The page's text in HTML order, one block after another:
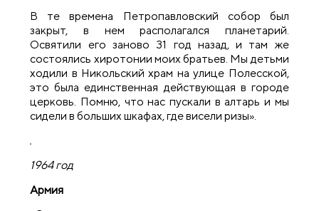
В те времена Петропавловский собор был
закрыт, в нем располагался планетарий.
Освятили его заново 31 год назад, и там же
состоялись хиротонии моих братьев. Мы детьми
ходили в Никольский храм на улице Полесской,
это была единственная действующая в городе
церковь. Помню, что нас пускали в алтарь и мы
сидели в больших шкафах, где висели ризы».
1964 год
Армия